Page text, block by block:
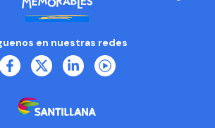
en nuestras redes